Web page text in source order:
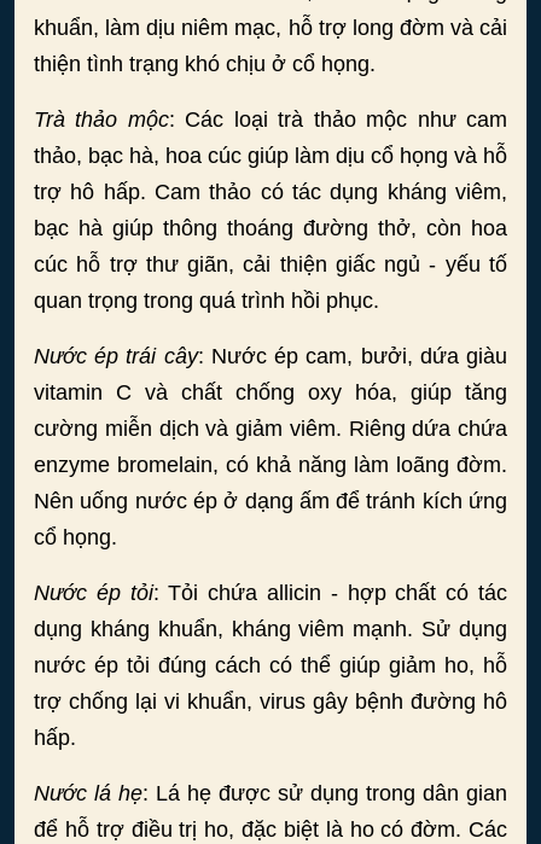
khuẩn, làm dịu niêm mạc, hỗ trợ long đờm và cải
thiện tình trạng khó chịu ở cổ họng.
Trà thảo mộc: Các loại trà thảo mộc như cam
thảo, bạc hà, hoa cúc giúp làm dịu cổ họng và hỗ
trợ hô hấp. Cam thảo có tác dụng kháng viêm,
bạc hà giúp thông thoáng đường thở, còn hoa
cúc hỗ trợ thư giãn, cải thiện giấc ngủ - yếu tố
quan trọng trong quá trình hồi phục.
Nước ép trái cây: Nước ép cam, bưởi, dứa giàu
vitamin C và chất chống oxy hóa, giúp tăng
cường miễn dịch và giảm viêm. Riêng dứa chứa
enzyme bromelain, có khả năng làm loãng đờm.
Nên uống nước ép ở dạng ấm để tránh kích ứng
cổ họng.
Nước ép tỏi: Tỏi chứa allicin - hợp chất có tác
dụng kháng khuẩn, kháng viêm mạnh. Sử dụng
nước ép tỏi đúng cách có thể giúp giảm ho, hỗ
trợ chống lại vi khuẩn, virus gây bệnh đường hô
hấp.
Nước lá hẹ: Lá hẹ được sử dụng trong dân gian
để hỗ trợ điều trị ho, đặc biệt là ho có đờm. Các